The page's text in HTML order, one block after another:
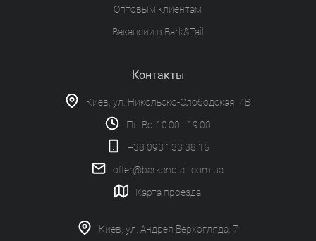
Оптовым клиентам
Вакансии в Bark&Tail
Контакты
Киев, ул. Никольско-Слободская, 4В
Пн-Вс: 10:00 - 19:00
+38 093 133 38 15
offer@barkandtail.com.ua
Карта проезда
Киев, ул. Андрея Верхогляда, 7